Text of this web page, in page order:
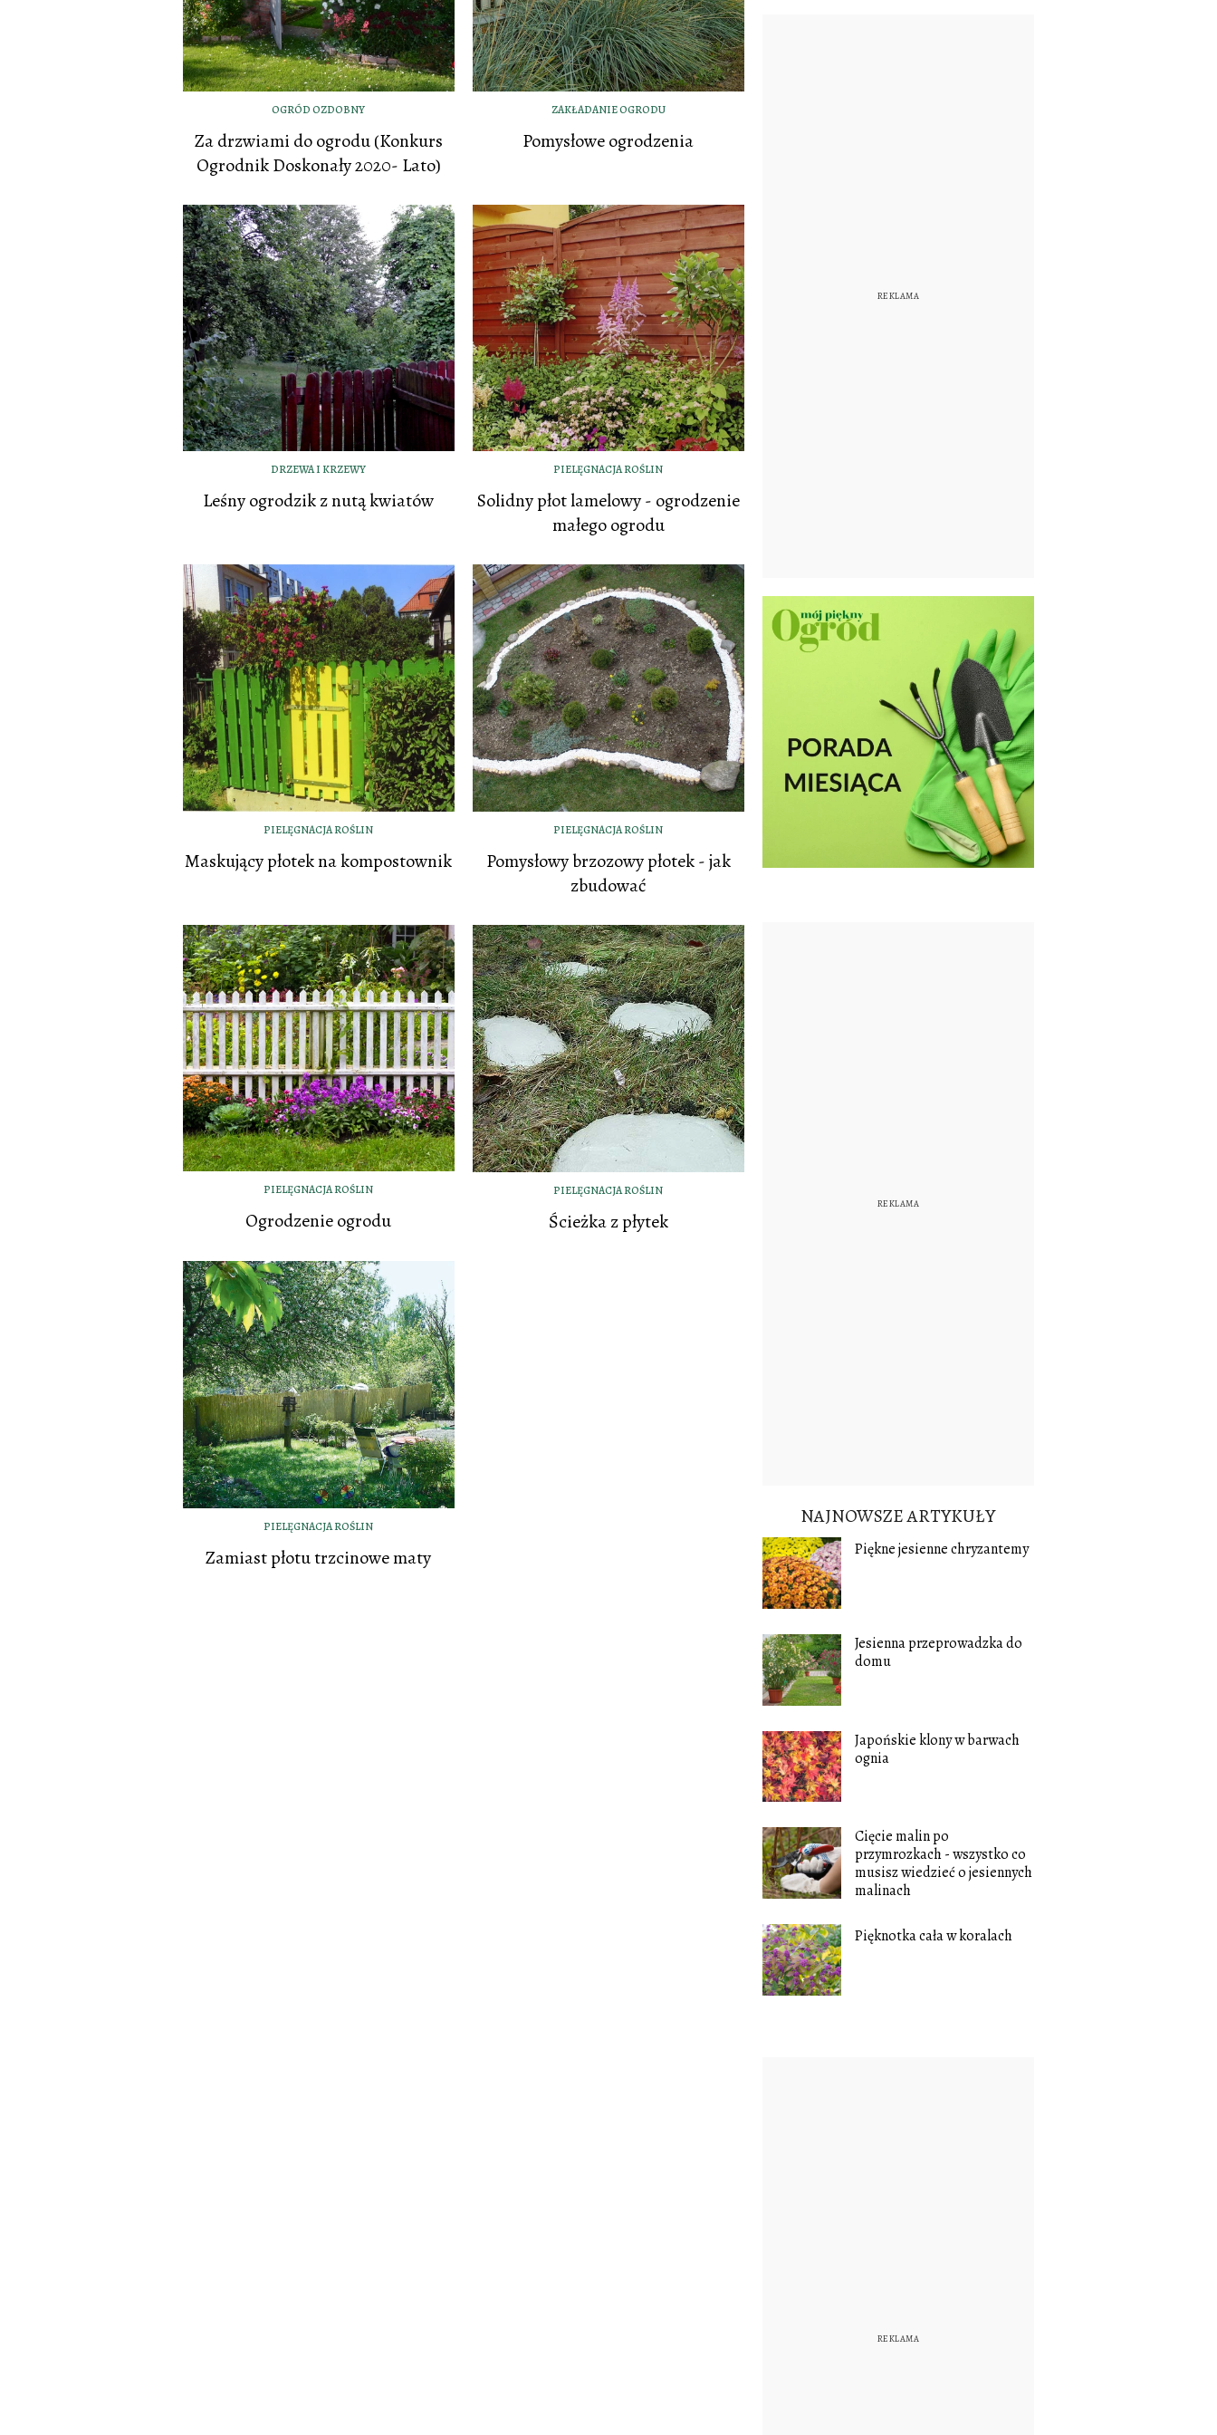
OGRÓD OZDOBNY
Za drzwiami do ogrodu (Konkurs
Ogrodnik Doskonały 2020- Lato)
ZAKŁADANIE OGRODU
Pomysłowe ogrodzenia
DRZEWA I KRZEWY
Leśny ogrodzik z nutą kwiatów
PIELĘGNACJA ROŚLIN
Solidny płot lamelowy - ogrodzenie
małego ogrodu
PIELĘGNACJA ROŚLIN
Maskujący płotek na kompostownik
PIELĘGNACJA ROŚLIN
Pomysłowy brzozowy płotek - jak
zbudować
PIELĘGNACJA ROŚLIN
Ogrodzenie ogrodu
PIELĘGNACJA ROŚLIN
Ścieżka z płytek
PIELĘGNACJA ROŚLIN
Zamiast płotu trzcinowe maty
NAJNOWSZE ARTYKUŁY
Piękne jesienne chryzantemy
Jesienna przeprowadzka do
domu
Japońskie klony w barwach
ognia
Cięcie malin po
przymrozkach - wszystko co
musisz wiedzieć o jesiennych
malinach
Pięknotka cała w koralach